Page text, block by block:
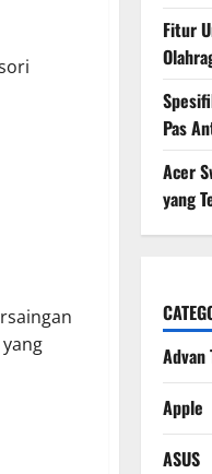
Fitur
Pas
Acer
yang
Advan
Apple
ASUS